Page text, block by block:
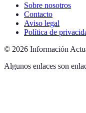
Sobre nosotros
Contacto
Aviso legal
Política de
© 2026 Información
Algunos enlaces son